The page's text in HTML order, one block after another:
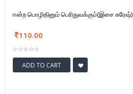
ஈன்ற பொழிதினும் பெரிதுவக்கும்(இசை சுரேஷ்)
110.00
ADD TO CART